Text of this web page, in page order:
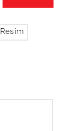
Resim